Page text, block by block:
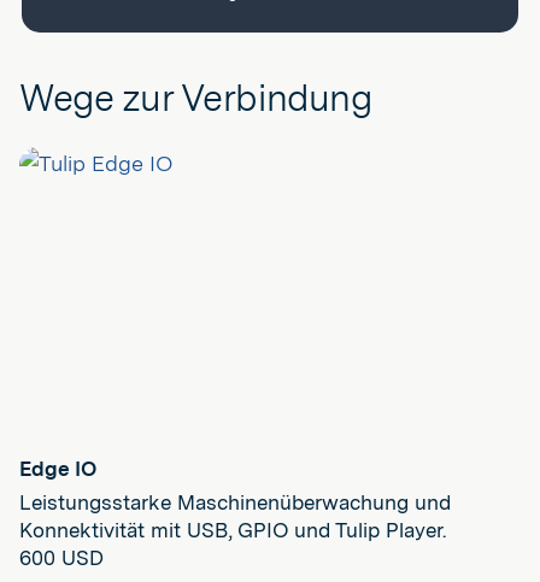
Wege zur Verbindung
Edge IO
Leistungsstarke Maschinenüberwachung und
Konnektivität mit USB, GPIO und Tulip Player.
600 USD